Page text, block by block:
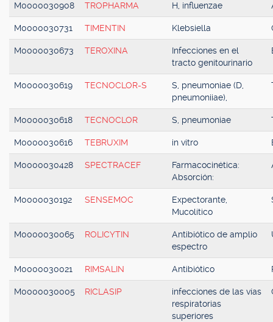
M0000030908 TROPHARMA H, influenzae
M0000030731 TIMENTIN Klebsiella
M0000030673 TEROXINA
Infecciones en el
tracto genitourinario
M0000030619 TECNOCLOR-S
S, pneumoniae (D,
pneumoniiae),
M0000030618 TECNOCLOR S, pneumoniae
M0000030616 TEBRUXIM in vitro
M0000030428 SPECTRACEF
Farmacocinética:
Absorción:
M0000030192 SENSEMOC
Expectorante,
Mucolítico
M0000030065 ROLICYTIN
Antibiótico de amplio
espectro
M0000030021 RIMSALIN Antibiótico
M0000030005 RICLASIP
infecciones de las vías
respiratorias
superiores